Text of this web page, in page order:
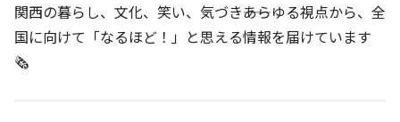
関西の暮らし、文化、笑い、気づき――あらゆる視点から、全
国に向けて「なるほど！」と思える情報を届けています
🗞️